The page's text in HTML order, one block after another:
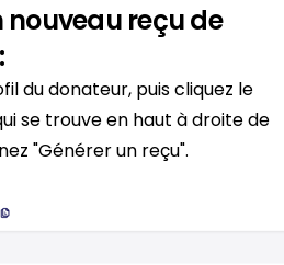
nouveau reçu de
du donateur, puis cliquez le
se trouve en haut à droite de
"Générer un reçu".